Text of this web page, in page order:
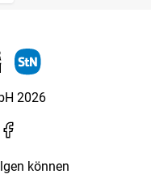
2026
können